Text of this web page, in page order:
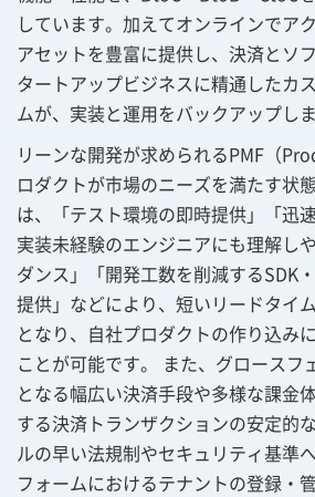
しています。加えてオンラインでア
アセットを豊富に提供し、決済とソ
タートアップビジネスに精通したカ
ムが、実装と運用をバックアップしま
リーンな開発が求められるPMF（
ロダクトが市場のニーズを満たす状
は、「テスト環境の即時提供」「迅
実装未経験のエンジニアにも理解し
ダンス」「開発工数を削減するSDK
提供」などにより、短いリードタイ
となり、自社プロダクトの作り込み
ことが可能です。 また、グロースフ
となる幅広い決済手段や多様な課金
する決済トランザクションの安定的
ルの早い法規制やセキュリティ基準
フォームにおけるテナントの登録・